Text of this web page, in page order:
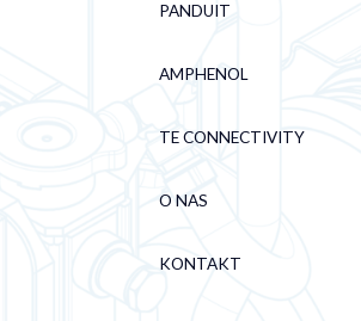
PANDUIT
AMPHENOL
TE CONNECTIVITY
O NAS
KONTAKT